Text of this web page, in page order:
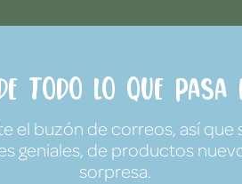
todo lo que pasa
el buzón de correos, así que
geniales, de productos
sorpresa.